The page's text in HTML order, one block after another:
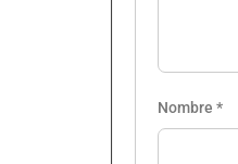
Nombre *